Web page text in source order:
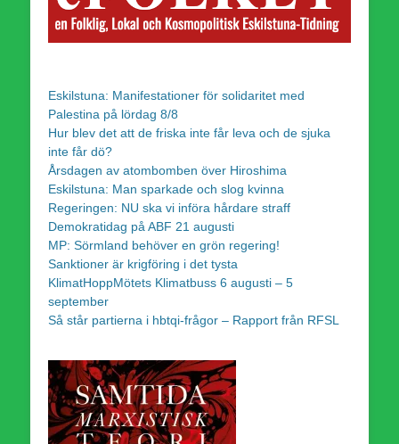
Eskilstuna: Manifestationer för solidaritet med
Palestina på lördag 8/8
Hur blev det att de friska inte får leva och de sjuka
inte får dö?
Årsdagen av atombomben över Hiroshima
Eskilstuna: Man sparkade och slog kvinna
Regeringen: NU ska vi införa hårdare straff
Demokratidag på ABF 21 augusti
MP: Sörmland behöver en grön regering!
Sanktioner är krigföring i det tysta
KlimatHoppMötets Klimatbuss 6 augusti – 5
september
Så står partierna i hbtqi-frågor – Rapport från RFSL